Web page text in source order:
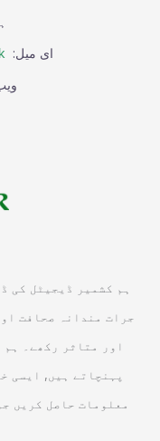
ای میل:
ہم کشمیر ڈیجیٹل کی
جرات مندانہ صحافت
اور متاثر رکھے۔
پہنچاتے ہیں, ایسی
معلومات حاصل کریں